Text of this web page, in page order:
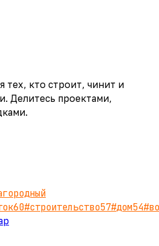
тех, кто строит, чинит и
Делитесь проектами,
60#строительство57#дом54#